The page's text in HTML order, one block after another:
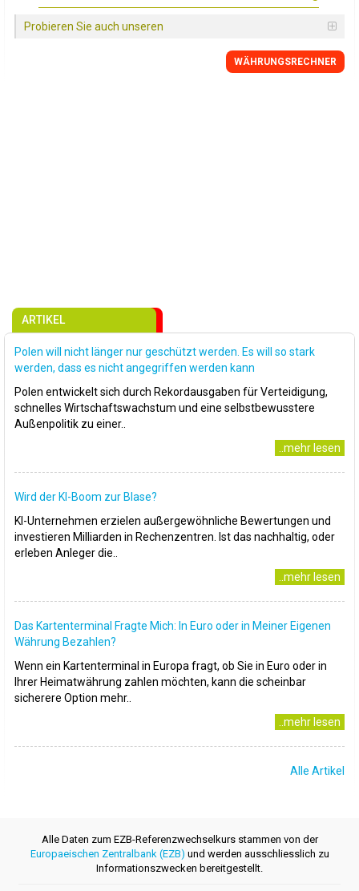
Probieren Sie auch unseren
WÄHRUNGSRECHNER
ARTIKEL
Polen will nicht länger nur geschützt werden. Es will so stark
werden, dass es nicht angegriffen werden kann
Polen entwickelt sich durch Rekordausgaben für Verteidigung,
schnelles Wirtschaftswachstum und eine selbstbewusstere
Außenpolitik zu einer..
..mehr lesen
Wird der KI-Boom zur Blase?
KI-Unternehmen erzielen außergewöhnliche Bewertungen und
investieren Milliarden in Rechenzentren. Ist das nachhaltig, oder
erleben Anleger die..
..mehr lesen
Das Kartenterminal Fragte Mich: In Euro oder in Meiner Eigenen
Währung Bezahlen?
Wenn ein Kartenterminal in Europa fragt, ob Sie in Euro oder in
Ihrer Heimatwährung zahlen möchten, kann die scheinbar
sicherere Option mehr..
..mehr lesen
Alle Artikel
Alle Daten zum EZB-Referenzwechselkurs stammen von der
Europaeischen Zentralbank (EZB) und werden ausschliesslich zu
Informationszwecken bereitgestellt.